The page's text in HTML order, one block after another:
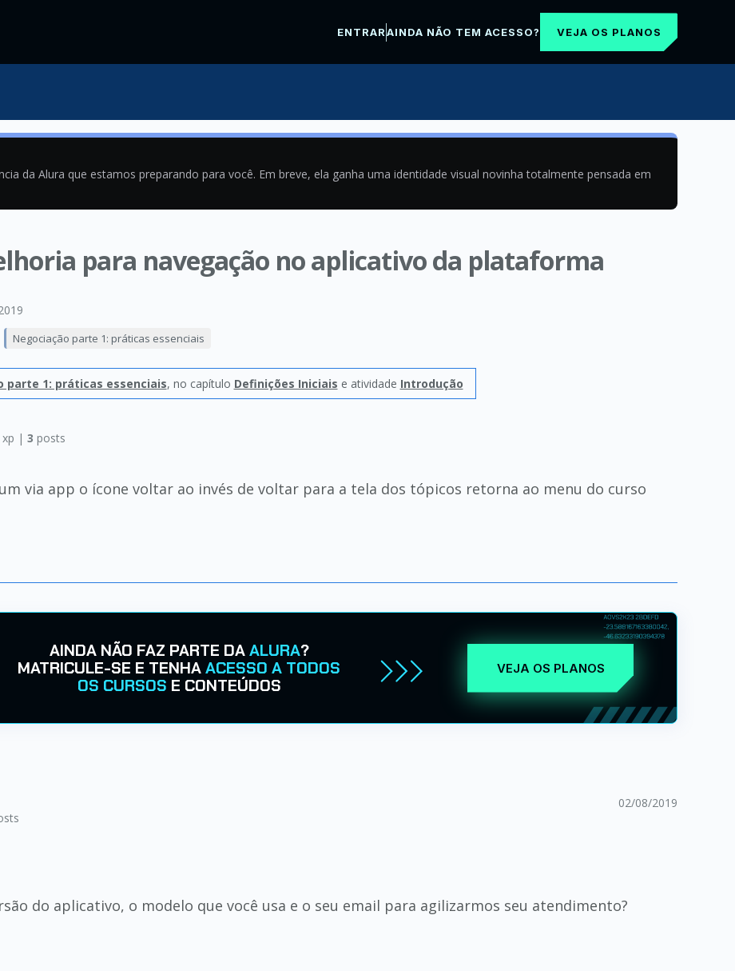
ENTRARAINDA NÃO TEM ACESSO? VEJA OS PLANOS
da Alura que estamos preparando para você. Em breve, ela ganha uma identidade visual novinha totalmente pensada em
para navegação no aplicativo da plataforma
Negociação parte 1: práticas essenciais
parte 1: práticas essenciais, no capítulo Definições Iniciais e atividade Introdução
xp | 3 posts
via app o ícone voltar ao invés de voltar para a tela dos tópicos retorna ao menu do curso
AINDA NÃO FAZ PARTE DAALURA?
MATRICULE-SE E TENHAACESSO A TODOS
OS CURSOS E CONTEÚDOS
VEJA OS PLANOS
02/08/2019
do aplicativo, o modelo que você usa e o seu email para agilizarmos seu atendimento?